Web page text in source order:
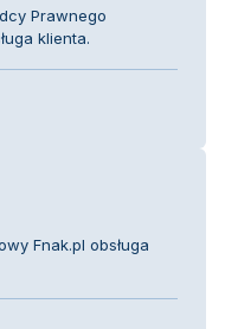
Prawnego
klienta.
Fnak.pl obsługa